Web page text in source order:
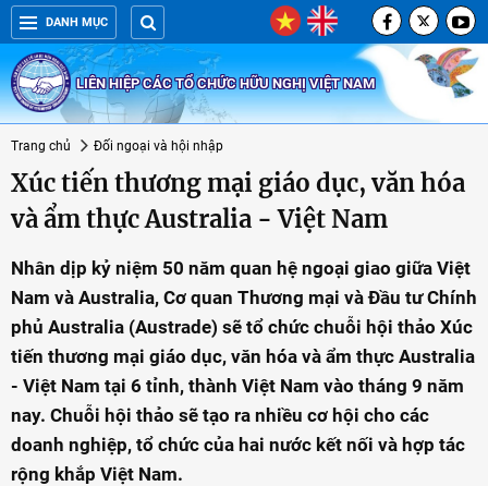
DANH MỤC
LIÊN HIỆP CÁC TỔ CHỨC HỮU NGHỊ VIỆT NAM
Trang chủ Đối ngoại và hội nhập
Xúc tiến thương mại giáo dục, văn hóa
và ẩm thực Australia - Việt Nam
Nhân dịp kỷ niệm 50 năm quan hệ ngoại giao giữa Việt
Nam và Australia, Cơ quan Thương mại và Đầu tư Chính
phủ Australia (Austrade) sẽ tổ chức chuỗi hội thảo Xúc
tiến thương mại giáo dục, văn hóa và ẩm thực Australia
- Việt Nam tại 6 tỉnh, thành Việt Nam vào tháng 9 năm
nay. Chuỗi hội thảo sẽ tạo ra nhiều cơ hội cho các
doanh nghiệp, tổ chức của hai nước kết nối và hợp tác
rộng khắp Việt Nam.